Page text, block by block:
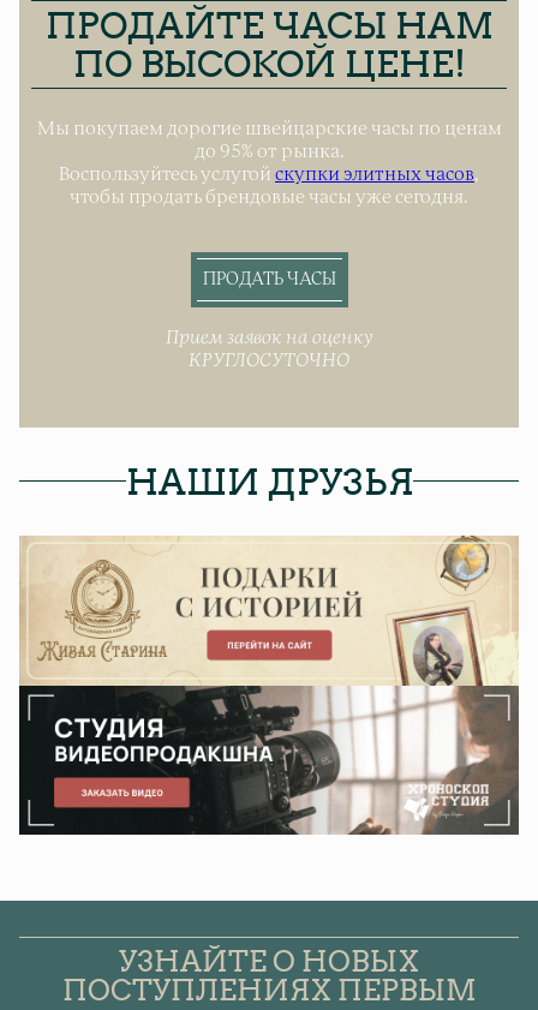
ПРОДАЙТЕ ЧАСЫ НАМ
ПО ВЫСОКОЙ ЦЕНЕ!
Мы покупаем дорогие швейцарские часы по ценам
до 95% от рынка.
Воспользуйтесь услугой скупки элитных часов,
чтобы продать брендовые часы уже сегодня.
ПРОДАТЬ ЧАСЫ
Прием заявок на оценку
КРУГЛОСУТОЧНО
НАШИ ДРУЗЬЯ
УЗНАЙТЕ О НОВЫХ
ПОСТУПЛЕНИЯХ ПЕРВЫМ